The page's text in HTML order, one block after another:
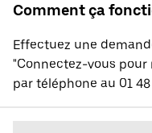
Comment ça
Effectuez une
"Connectez-vous pour
par téléphone au 01 48